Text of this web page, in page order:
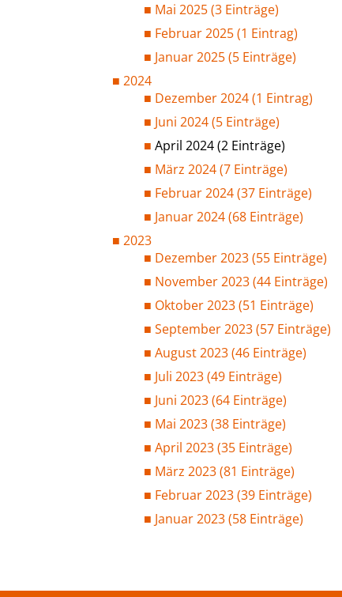
Mai 2025 (3 Einträge)
Februar 2025 (1 Eintrag)
Januar 2025 (5 Einträge)
2024
Dezember 2024 (1 Eintrag)
Juni 2024 (5 Einträge)
April 2024 (2 Einträge)
März 2024 (7 Einträge)
Februar 2024 (37 Einträge)
Januar 2024 (68 Einträge)
2023
Dezember 2023 (55 Einträge)
November 2023 (44 Einträge)
Oktober 2023 (51 Einträge)
September 2023 (57 Einträge)
August 2023 (46 Einträge)
Juli 2023 (49 Einträge)
Juni 2023 (64 Einträge)
Mai 2023 (38 Einträge)
April 2023 (35 Einträge)
März 2023 (81 Einträge)
Februar 2023 (39 Einträge)
Januar 2023 (58 Einträge)